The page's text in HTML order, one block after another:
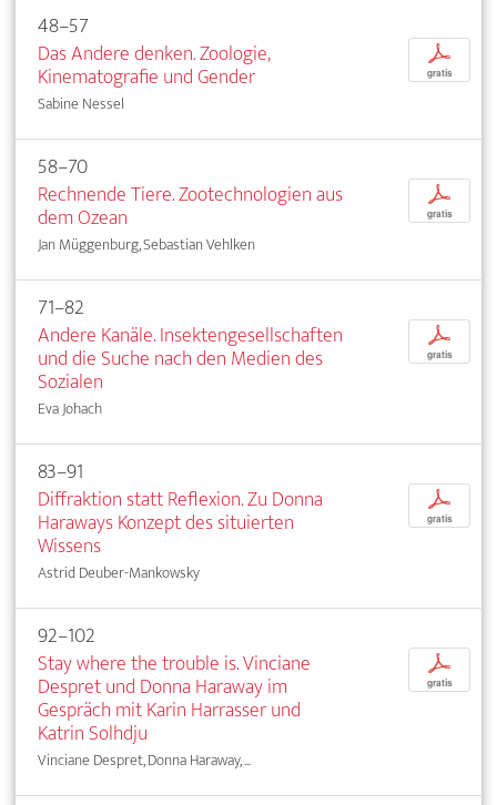
48–57
Das Andere denken. Zoologie,
Kinematografie und Gender
Sabine Nessel
p
gratis
58–70
Rechnende Tiere. Zootechnologien aus
dem Ozean
Jan Müggenburg, Sebastian Vehlken
p
gratis
71–82
Andere Kanäle. Insektengesellschaften
und die Suche nach den Medien des
Sozialen
Eva Johach
p
gratis
83–91
Diffraktion statt Reflexion. Zu Donna
Haraways Konzept des situierten
Wissens
Astrid Deuber-Mankowsky
p
gratis
92–102
Stay where the trouble is. Vinciane
Despret und Donna Haraway im
Gespräch mit Karin Harrasser und
Katrin Solhdju
Vinciane Despret, Donna Haraway, ...
p
gratis